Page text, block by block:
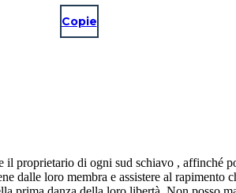
Copie
il proprietario di ogni sud schiavo , affinché
dalle loro membra e assistere al rapimento